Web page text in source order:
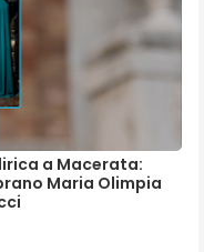
lirica a Macerata:
Maria Olimpia